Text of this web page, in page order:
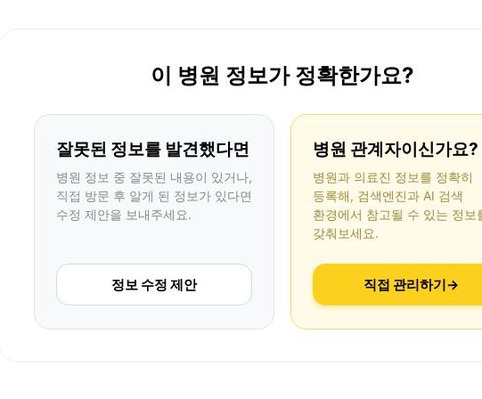
이 병원 정보가 정확한가요?
잘못된 정보를 발견했다면
병원 정보 중 잘못된 내용이 있거나,
직접 방문 후 알게 된 정보가 있다면
수정 제안을 보내주세요.
정보 수정 제안
병원 관계자이신가요?
병원과 의료진 정보를 정확히
등록해, 검색엔진과 AI 검색
환경에서 참고될 수 있는 정보
갖춰보세요.
직접 관리하기→